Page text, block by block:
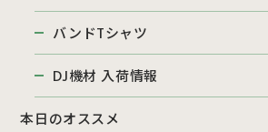
バンドTシャツ
DJ機材 入荷情報
本日のオススメ